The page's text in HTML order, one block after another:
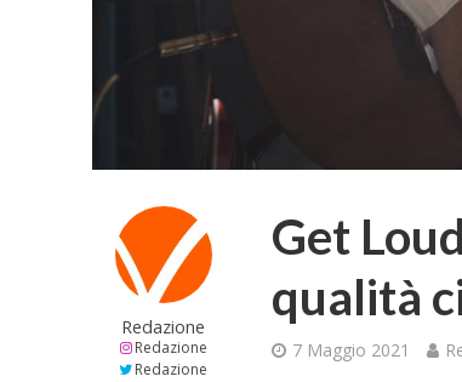
Redazione
Redazione
Redazione
Get
qualità
7 Maggio 2021